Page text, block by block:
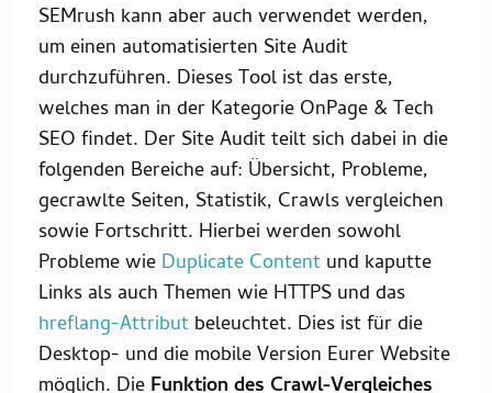
SEMrush kann aber auch verwendet werden,
um einen automatisierten Site Audit
durchzuführen. Dieses Tool ist das erste,
welches man in der Kategorie OnPage & Tech
SEO findet. Der Site Audit teilt sich dabei in die
folgenden Bereiche auf: Übersicht, Probleme,
gecrawlte Seiten, Statistik, Crawls vergleichen
sowie Fortschritt. Hierbei werden sowohl
Probleme wie Duplicate Content und kaputte
Links als auch Themen wie HTTPS und das
hreflang-Attribut beleuchtet. Dies ist für die
Desktop- und die mobile Version Eurer Website